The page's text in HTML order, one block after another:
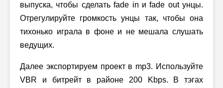
выпуска, чтобы сделать fade in и fade out унцы.
Отрегулируйте громкость унцы так, чтобы она
тихонько играла в фоне и не мешала слушать
ведущих.
Далее экспортируем проект в mp3. Используйте
VBR и битрейт в районе 200 Kbps. В тэгах